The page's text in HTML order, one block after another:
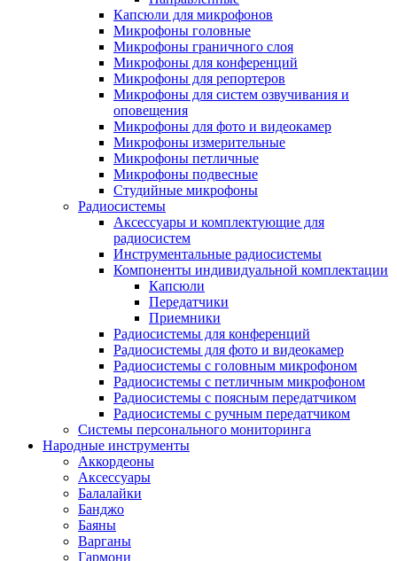
Капсюли для микрофонов
Микрофоны головные
Микрофоны граничного слоя
Микрофоны для конференций
Микрофоны для репортеров
Микрофоны для систем озвучивания и
оповещения
Микрофоны для фото и видеокамер
Микрофоны измерительные
Микрофоны петличные
Микрофоны подвесные
Студийные микрофоны
Радиосистемы
Аксессуары и комплектующие для
радиосистем
Инструментальные радиосистемы
Компоненты индивидуальной комплектации
Капсюли
Передатчики
Приемники
Радиосистемы для конференций
Радиосистемы для фото и видеокамер
Радиосистемы с головным микрофоном
Радиосистемы с петличным микрофоном
Радиосистемы с поясным передатчиком
Радиосистемы с ручным передатчиком
Системы персонального мониторинга
Народные инструменты
Аккордеоны
Аксессуары
Балалайки
Банджо
Баяны
Варганы
Гармони